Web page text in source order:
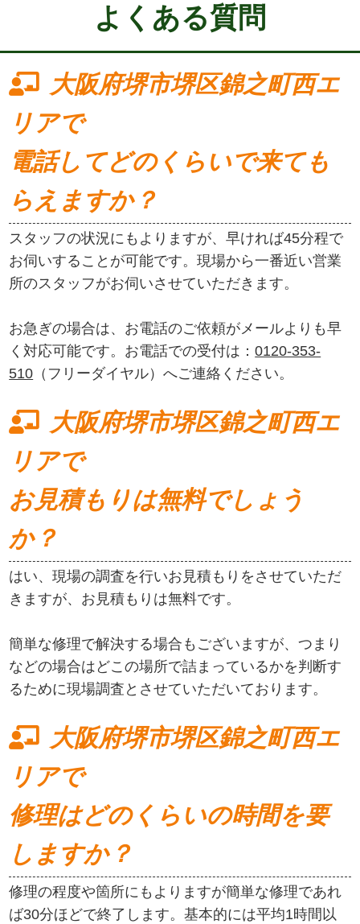
よくある質問
大阪府堺市堺区錦之町西エ
リアで
電話してどのくらいで来ても
らえますか？
スタッフの状況にもよりますが、早ければ45分程で
お伺いすることが可能です。現場から一番近い営業
所のスタッフがお伺いさせていただきます。
お急ぎの場合は、お電話のご依頼がメールよりも早
く対応可能です。お電話での受付は：0120-353-
510 （フリーダイヤル）へご連絡ください。
大阪府堺市堺区錦之町西エ
リアで
お見積もりは無料でしょう
か？
はい、現場の調査を行いお見積もりをさせていただ
きますが、お見積もりは無料です。
簡単な修理で解決する場合もございますが、つまり
などの場合はどこの場所で詰まっているかを判断す
るために現場調査とさせていただいております。
大阪府堺市堺区錦之町西エ
リアで
修理はどのくらいの時間を要
しますか？
修理の程度や箇所にもよりますが簡単な修理であれ
ば30分ほどで終了します。基本的には平均1時間以